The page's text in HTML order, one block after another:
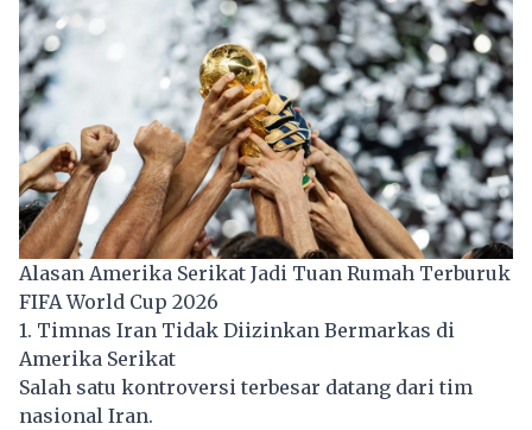
Alasan Amerika Serikat Jadi Tuan Rumah Terburuk
FIFA World Cup 2026
1. Timnas Iran Tidak Diizinkan Bermarkas di
Amerika Serikat
Salah satu kontroversi terbesar datang dari tim
nasional Iran.